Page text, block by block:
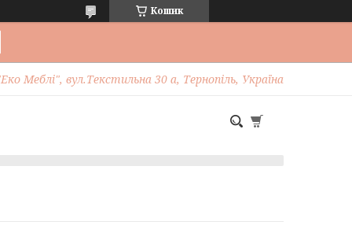
Кошик
Меблі", вул.Текстильна 30 а, Тернопіль, Україна